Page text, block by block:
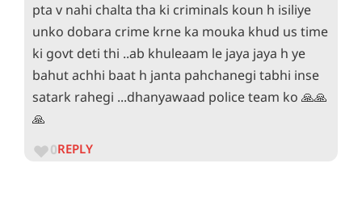
pta v nahi chalta tha ki criminals koun h isiliye
unko dobara crime krne ka mouka khud us time
ki govt deti thi ..ab khuleaam le jaya jaya h ye
bahut achhi baat h janta pahchanegi tabhi inse
satark rahegi ...dhanyawaad police team ko 🙏🙏
🙏
0REPLY